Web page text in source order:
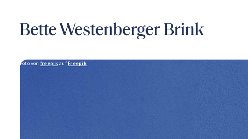
Foto von freepikaufFreepik